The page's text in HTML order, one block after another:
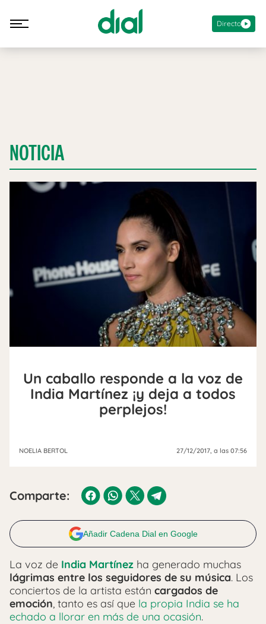
Directo
NOTICIA
Un caballo responde a la voz de
India Martínez ¡y deja a todos
perplejos!
NOELIA BERTOL 27/12/2017 , a las 07:56
Comparte:
Añadir Cadena Dial en Google
La voz de India Martínez ha generado muchas
lágrimas entre los seguidores de su música. Los
conciertos de la artista están cargados de
emoción, tanto es así que la propia India se ha
echado a llorar en más de una ocasión.